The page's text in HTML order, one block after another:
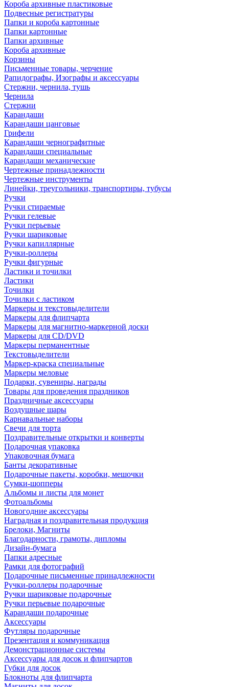
Короба архивные пластиковые
Подвесные регистратуры
Папки и короба картонные
Папки картонные
Папки архивные
Короба архивные
Корзины
Письменные товары, черчение
Рапидографы, Изографы и аксессуары
Стержни, чернила, тушь
Чернила
Стержни
Карандаши
Карандаши цанговые
Грифели
Карандаши чернографитные
Карандаши специальные
Карандаши механические
Чертежные принадлежности
Чертежные инструменты
Линейки, треугольники, транспортиры, тубусы
Ручки
Ручки стираемые
Ручки гелевые
Ручки перьевые
Ручки шариковые
Ручки капиллярные
Ручки-роллеры
Ручки фигурные
Ластики и точилки
Ластики
Точилки
Точилки с ластиком
Маркеры и текстовыделители
Маркеры для флипчарта
Маркеры для магнитно-маркерной доски
Маркеры для CD/DVD
Маркеры перманентные
Текстовыделители
Маркер-краска специальные
Маркеры меловые
Подарки, сувениры, награды
Товары для проведения праздников
Праздничные аксессуары
Воздушные шары
Карнавальные наборы
Свечи для торта
Поздравительные открытки и конверты
Подарочная упаковка
Упаковочная бумага
Банты декоративные
Подарочные пакеты, коробки, мешочки
Сумки-шопперы
Альбомы и листы для монет
Фотоальбомы
Новогодние аксессуары
Наградная и поздравительная продукция
Брелоки, Магниты
Благодарности, грамоты, дипломы
Дизайн-бумага
Папки адресные
Рамки для фотографий
Подарочные письменные принадлежности
Ручки-роллеры подарочные
Ручки шариковые подарочные
Ручки перьевые подарочные
Карандаши подарочные
Аксессуары
Футляры подарочные
Презентация и коммуникация
Демонстрационные системы
Аксессуары для досок и флипчартов
Губки для досок
Блокноты для флипчарта